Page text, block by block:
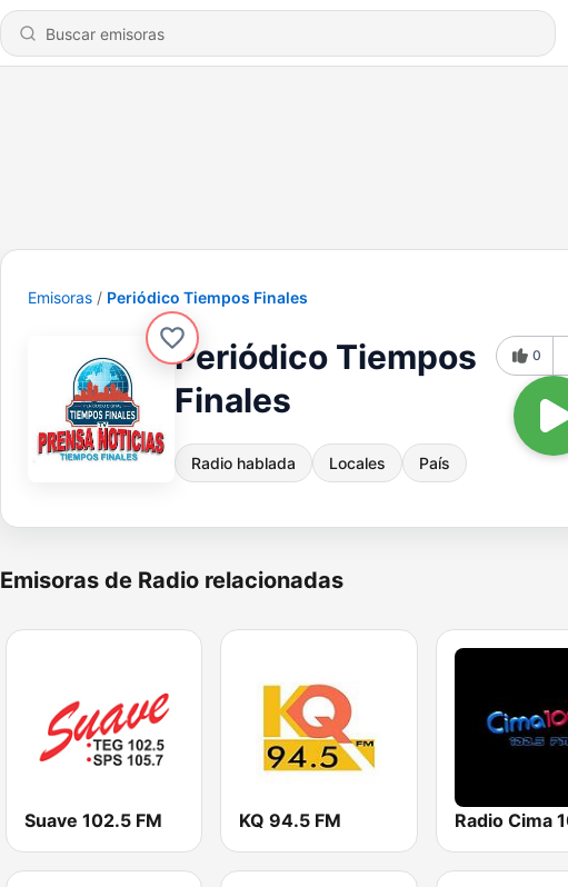
Emisoras Periódico Tiempos Finales
Periódico Tiempos
Finales
Radio hablada Locales País
0
Emisoras de Radio relacionadas
Suave 102.5 FM KQ 94.5 FM